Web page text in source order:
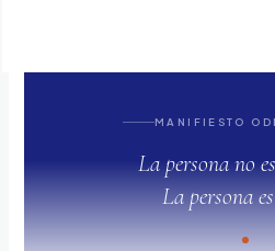
MANIFIESTO
La persona no
La persona